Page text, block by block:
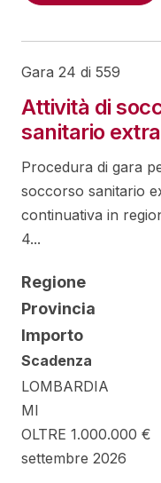
Gara 24 di 559
Attività di
sanitario
Procedura di gara
soccorso sanitario
continuativa in
4...
Regione
Provincia
Importo
Scadenza
LOMBARDIA
MI
OLTRE 1.000.000 €
settembre 2026